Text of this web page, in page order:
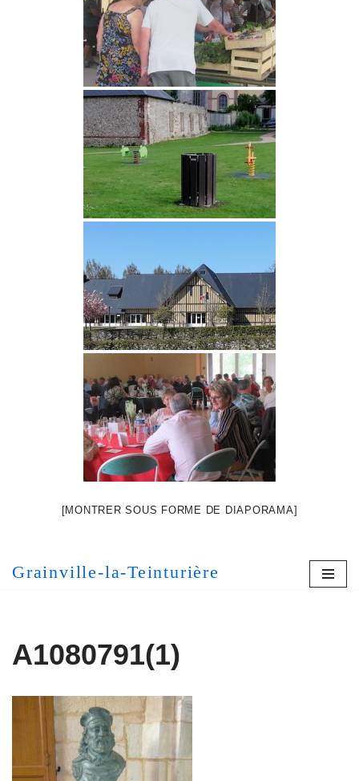
[MONTRER SOUS FORME DE DIAPORAMA]
Grainville-la-Teinturière
A1080791(1)